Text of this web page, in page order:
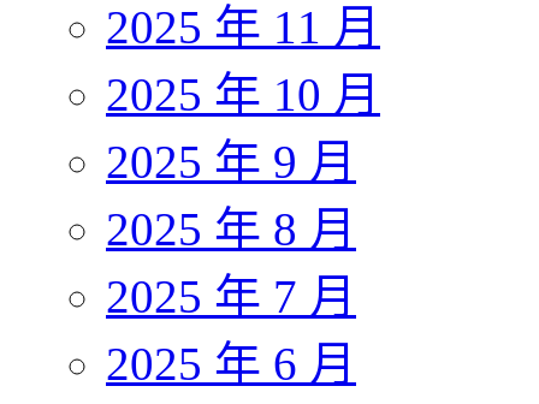
2025 年 11 月
2025 年 10 月
2025 年 9 月
2025 年 8 月
2025 年 7 月
2025 年 6 月